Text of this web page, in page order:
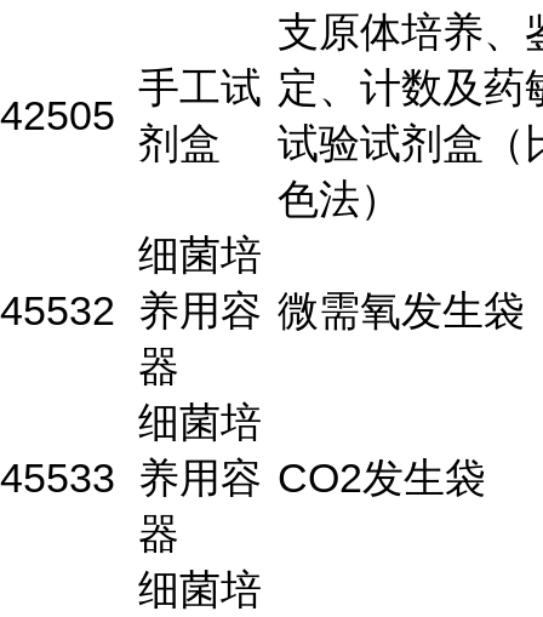
42505
手工试
剂盒
支原体培养、
定、计数及药
试验试剂盒（
色法）
45532
细菌培
养用容
器
微需氧发生袋
45533
细菌培
养用容
器
CO2发生袋
细菌培